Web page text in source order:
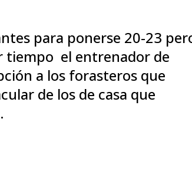
para ponerse 20-23
tiempo el entrenador de
a los forasteros que
de los de casa que